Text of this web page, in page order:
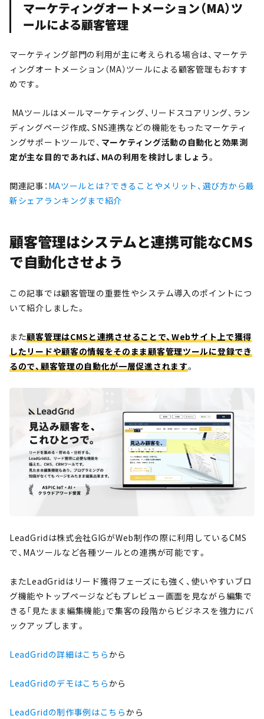
マーケティングオートメーション（MA）ツ
ールによる顧客管理
マーケティング部門の利用が主に考えられる場合は、マーケテ
ィングオートメーション（MA）ツールによる顧客管理もおすす
めです。
MAツールはメールマーケティング、リードスコアリング、ラン
ディングページ作成、SNS連携などの機能をもったマーケティ
ングサポートツールで、 マーケティング活動の自動化と効果測
定が主な目的であれば、MAの利用を検討しましょう。
関連記事：MAツールとは？できることやメリット、選び方から最
新シェアランキングまで紹介
顧客管理はシステムと連携可能なCMS
で自動化させよう
この記事では顧客管理の重要性やシステム導入のポイントにつ
いて紹介しました。
また顧客管理はCMSと連携させることで、Webサイト上で獲得
したリードや顧客の情報をそのまま顧客管理ツールに登録でき
るので、顧客管理の自動化が一層促進されます。
LeadGridは株式会社GIGがWeb制作の際に利用しているCMS
で、MAツールなど各種ツールとの連携が可能です。
またLeadGridはリード獲得フェーズにも強く、使いやすいブロ
グ機能やトップページなどもプレビュー画面を見ながら編集で
きる「見たまま編集機能」で集客の段階からビジネスを強力にバ
ックアップします。
LeadGridの詳細はこちらから
LeadGridのデモはこちらから
LeadGridの制作事例はこちらから